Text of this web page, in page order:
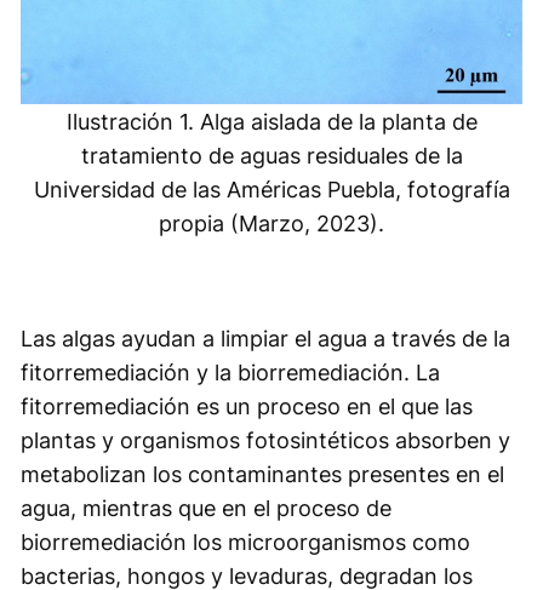
Ilustración 1. Alga aislada de la planta de
tratamiento de aguas residuales de la
Universidad de las Américas Puebla, fotografía
propia (Marzo, 2023).
Las algas ayudan a limpiar el agua a través de la
fitorremediación y la biorremediación. La
fitorremediación es un proceso en el que las
plantas y organismos fotosintéticos absorben y
metabolizan los contaminantes presentes en el
agua, mientras que en el proceso de
biorremediación los microorganismos como
bacterias, hongos y levaduras, degradan los